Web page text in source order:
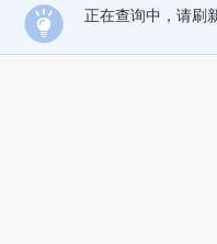
正在查询中，请刷